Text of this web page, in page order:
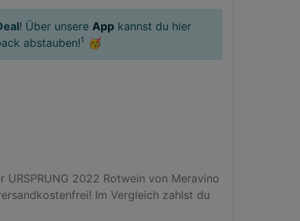
! Über unsere App kannst du hier
abstauben!1 🥳
2022 Rotwein von Meravino
Im Vergleich zahlst du